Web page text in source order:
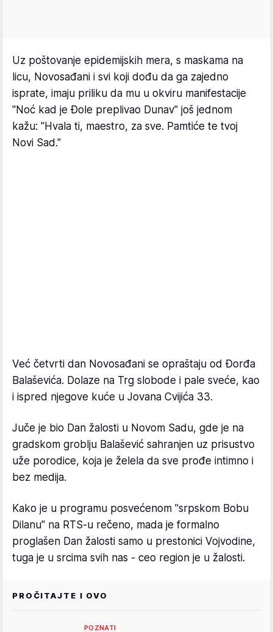
Uz poštovanje epidemijskih mera, s maskama na
licu, Novosađani i svi koji dođu da ga zajedno
isprate, imaju priliku da mu u okviru manifestacije
"Noć kad je Đole preplivao Dunav" još jednom
kažu: "Hvala ti, maestro, za sve. Pamtiće te tvoj
Novi Sad."
Već četvrti dan Novosađani se opraštaju od Đorđa
Balaševića. Dolaze na Trg slobode i pale sveće, kao
i ispred njegove kuće u Jovana Cvijića 33.
Juče je bio Dan žalosti u Novom Sadu, gde je na
gradskom groblju Balašević sahranjen uz prisustvo
uže porodice, koja je želela da sve prođe intimno i
bez medija.
Kako je u programu posvećenom "srpskom Bobu
Dilanu" na RTS-u rečeno, mada je formalno
proglašen Dan žalosti samo u prestonici Vojvodine,
tuga je u srcima svih nas - ceo region je u žalosti.
PROČITAJTE I OVO
POZNATI